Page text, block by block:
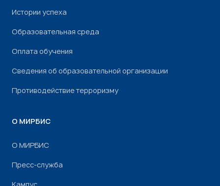
Истории успеха
Образовательная среда
Оплата обучения
Сведения об образовательной организации
Противодействие терроризму
О МИРБИС
О МИРБИС
Пресс-служба